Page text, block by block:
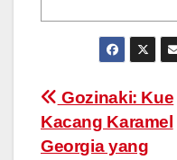
Post
navigation
Gozinaki: Kue
Kacang Karamel
Georgia yang